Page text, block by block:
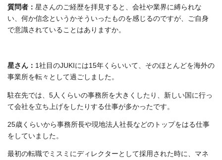
質問者： 星さんのご経歴を拝見すると、会社や業界に縛られな
い、何か信念というかそういったものを感じるのですが、ご自身
で意識されていることはありますか。
星さん： 1社目のJUKIには15年くらいいて、そのほとんどを海外の
事業所を転々として過ごしました。
駐在先では、5人くらいの事務所を大きくしたり、新しい国に行っ
て会社を立ち上げをしたりする仕事が多かったです。
25歳くらいから事務所長や現地法人社長などのトップをはる仕事
をしていました。
最初の転職でミスミにディレクターとして採用された時に、マネ